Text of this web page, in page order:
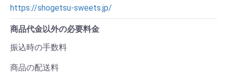
https://shogetsu-sweets.jp/
商品代金以外の必要料金
振込時の手数料
商品の配送料